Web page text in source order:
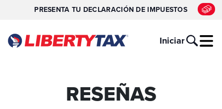
PRESENTA TU DECLARACIÓN DE IMPUESTOS
Iniciar
RESEÑAS